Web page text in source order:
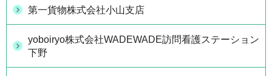
第一貨物株式会社小山支店
yoboiryo株式会社WADEWADE訪問看護ステーション
下野